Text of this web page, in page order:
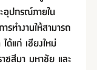
อุปกรณ์ภายใน
ทำงานให้สามารถ
ด้แก่ เชียงใหม่
ชสีมา มหาชัย และ